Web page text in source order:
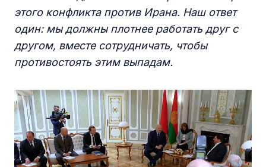
этого конфликта против Ирана. Наш ответ
один: мы должныплотнееработать друг с
другом, вместе сотрудничать, чтобы
противостоять этим выпадам.